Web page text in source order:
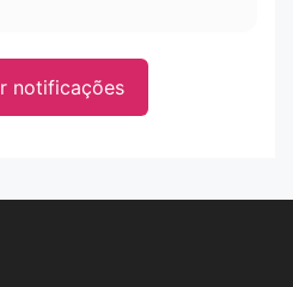
notificações